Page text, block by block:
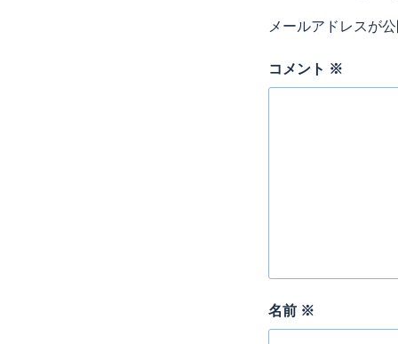
メールアドレスが
コメント ※
名前 ※